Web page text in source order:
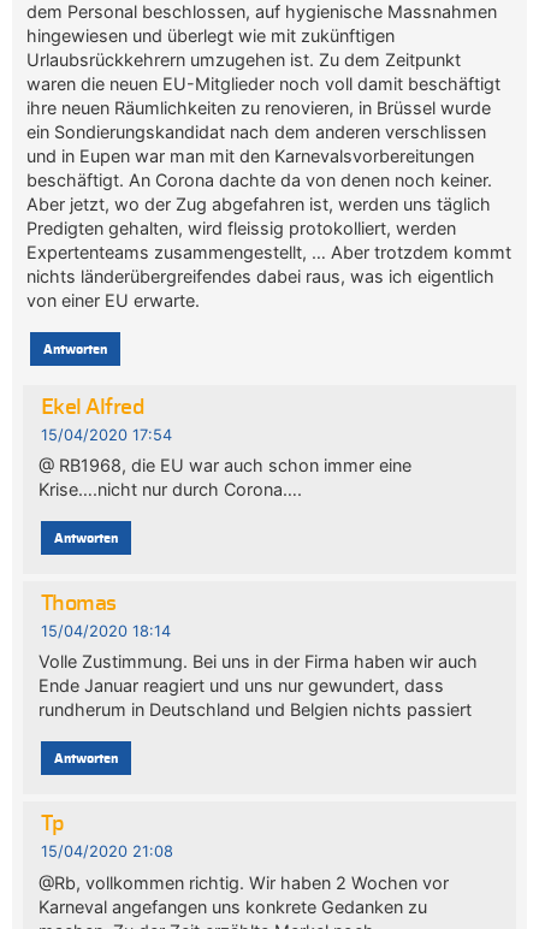
dem Personal beschlossen, auf hygienische Massnahmen
hingewiesen und überlegt wie mit zukünftigen
Urlaubsrückkehrern umzugehen ist. Zu dem Zeitpunkt
waren die neuen EU-Mitglieder noch voll damit beschäftigt
ihre neuen Räumlichkeiten zu renovieren, in Brüssel wurde
ein Sondierungskandidat nach dem anderen verschlissen
und in Eupen war man mit den Karnevalsvorbereitungen
beschäftigt. An Corona dachte da von denen noch keiner.
Aber jetzt, wo der Zug abgefahren ist, werden uns täglich
Predigten gehalten, wird fleissig protokolliert, werden
Expertenteams zusammengestellt, … Aber trotzdem kommt
nichts länderübergreifendes dabei raus, was ich eigentlich
von einer EU erwarte.
Antworten
Ekel Alfred
15/04/2020 17:54
@ RB1968, die EU war auch schon immer eine
Krise….nicht nur durch Corona….
Antworten
Thomas
15/04/2020 18:14
Volle Zustimmung. Bei uns in der Firma haben wir auch
Ende Januar reagiert und uns nur gewundert, dass
rundherum in Deutschland und Belgien nichts passiert
Antworten
Tp
15/04/2020 21:08
@Rb, vollkommen richtig. Wir haben 2 Wochen vor
Karneval angefangen uns konkrete Gedanken zu